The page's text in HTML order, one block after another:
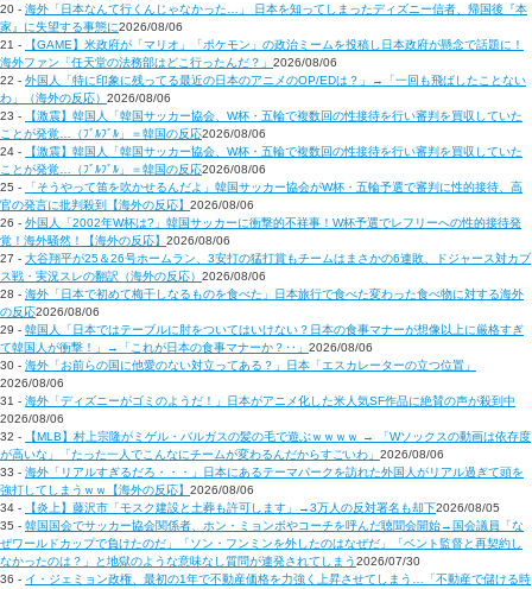
20 - 海外「日本なんて行くんじゃなかった…」 日本を知ってしまったディズニー信者、帰国後『本
家』に失望する事態に2026/08/06
21 -
【GAME】米政府が「マリオ」「ポケモン」の政治ミームを投稿し日本政府が懸念で話題に！
海外ファン「任天堂の法務部はどこ行ったんだ？」 2026/08/06
22 - 外国人「特に印象に残ってる最近の日本のアニメのOP/EDは？」→「一回も飛ばしたことない
わ」（海外の反応） 2026/08/06
23 -
【激震】韓国人「韓国サッカー協会、W杯・五輪で複数回の性接待を行い審判を買収していた
ことが発覚…（ﾌﾞﾙﾌﾞﾙ」＝韓国の反応2026/08/06
24 -
【激震】韓国人「韓国サッカー協会、W杯・五輪で複数回の性接待を行い審判を買収していた
ことが発覚…（ﾌﾞﾙﾌﾞﾙ」＝韓国の反応2026/08/06
25 -
「そうやって笛を吹かせるんだよ」韓国サッカー協会がW杯・五輪予選で審判に性的接待、高
官の発言に批判殺到【海外の反応】 2026/08/06
26 - 外国人「2002年W杯は?」韓国サッカーに衝撃的不祥事！W杯予選でレフリーへの性的接待発
覚！海外騒然！【海外の反応】 2026/08/06
27 - 大谷翔平が25＆26号ホームラン、3安打の猛打賞もチームはまさかの6連敗、ドジャース対カブ
ス戦・実況スレの翻訳（海外の反応） 2026/08/06
28 - 海外「日本で初めて梅干しなるものを食べた」日本旅行で食べた変わった食べ物に対する海外
の反応2026/08/06
29 - 韓国人「日本ではテーブルに肘をついてはいけない？日本の食事マナーが想像以上に厳格すぎ
て韓国人が衝撃！」→「これが日本の食事マナーか？‥」 2026/08/06
30 - 海外「お前らの国に他愛のない対立ってある？」日本「エスカレーターの立つ位置」
2026/08/06
31 - 海外「ディズニーがゴミのようだ！」日本がアニメ化した米人気SF作品に絶賛の声が殺到中
2026/08/06
32 -
【MLB】村上宗隆がミゲル・バルガスの髪の毛で遊ぶｗｗｗｗ → 「Wソックスの動画は依存度
が高いな」「たった一人でこんなにチームが変わるんだからすごいわ」 2026/08/06
33 - 海外「リアルすぎるだろ・・・」日本にあるテーマパークを訪れた外国人がリアル過ぎて頭を
強打してしまうｗｗ【海外の反応】 2026/08/06
34 -
【炎上】藤沢市「モスク建設と土葬も許可します」→3万人の反対署名も却下2026/08/05
35 - 韓国国会でサッカー協会関係者、ホン・ミョンボやコーチを呼んだ聴聞会開始→国会議員「な
ぜワールドカップで負けたのだ」「ソン・フンミンを外したのはなぜだ」「ベント監督と再契約し
なかったのは？」と地獄のような意味なし質問が連発されてしまう2026/07/30
36 - イ・ジェミョン政権、最初の1年で不動産価格を力強く上昇させてしまう…「不動産で儲ける時